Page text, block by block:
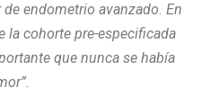
endometrio avanzado. En
la cohorte pre-especificada
que nunca se había